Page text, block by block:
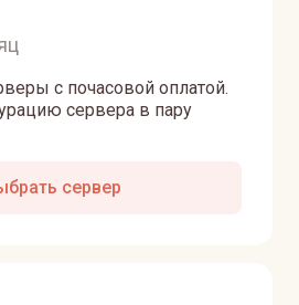
с почасовой оплатой.
сервера в пару
сервер